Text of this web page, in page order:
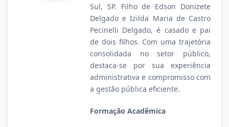
Sul, SP. Filho de Edson Donizete
Delgado e Izilda Maria de Castro
Pecinelli Delgado, é casado e pai
de dois filhos. Com uma trajetória
consolidada no setor público,
destaca-se por sua experiência
administrativa e compromisso com
a gestão pública eficiente.
Formação Acadêmica